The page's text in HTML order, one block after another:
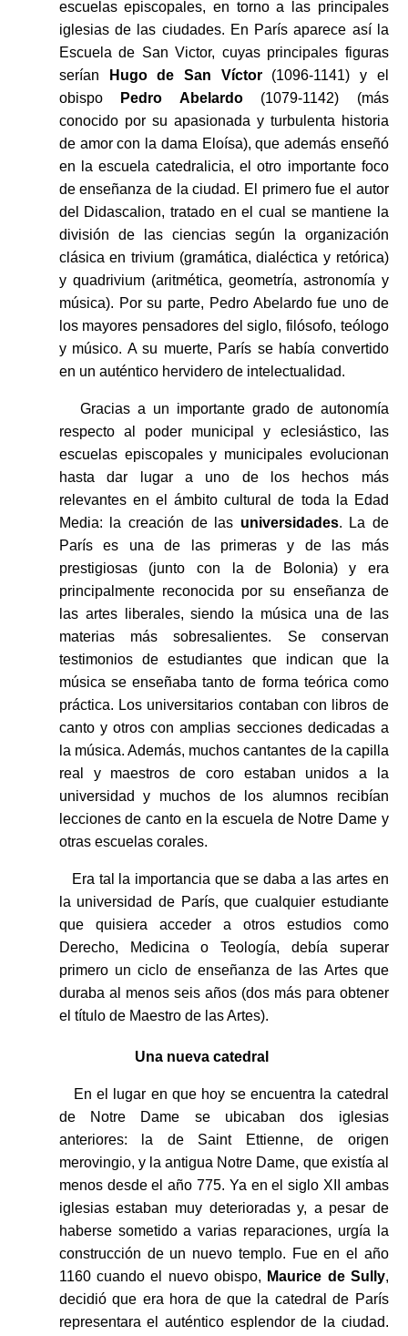
escuelas episcopales, en torno a las principales
iglesias de las ciudades. En París aparece así la
Escuela de San Victor, cuyas principales figuras
serían
Hugo de San Víctor(1096-1141) y el
obispo
Pedro Abelardo(1079-1142) (más
conocido por su apasionada y turbulenta historia
de amor con la dama Eloísa), que además enseñó
en la escuela catedralicia, el otro importante foco
de enseñanza de la ciudad. El primero fue el autor
del Didascalion, tratado en el cual se mantiene la
división de las ciencias según la organización
clásica en trivium (gramática, dialéctica y retórica)
y quadrivium (aritmética, geometría, astronomía y
música). Por su parte, Pedro Abelardo fue uno de
los mayores pensadores del siglo, filósofo, teólogo
y músico. A su muerte, París se había convertido
en un auténtico hervidero de intelectualidad.
Gracias a un importante grado de autonomía
respecto al poder municipal y eclesiástico, las
escuelas episcopales y municipales evolucionan
hasta dar lugar a uno de los hechos más
relevantes en el ámbito cultural de toda la Edad
Media: la creación de las universidades. La de
París es una de las primeras y de las más
prestigiosas (junto con la de Bolonia) y era
principalmente reconocida por su enseñanza de
las artes liberales, siendo la música una de las
materias más sobresalientes. Se conservan
testimonios de estudiantes que indican que la
música se enseñaba tanto de forma teórica como
práctica. Los universitarios contaban con libros de
canto y otros con amplias secciones dedicadas a
la música. Además, muchos cantantes de la capilla
real y maestros de coro estaban unidos a la
universidad y muchos de los alumnos recibían
lecciones de canto en la escuela de Notre Dame y
otras escuelas corales.
Era tal la importancia que se daba a las artes en
la universidad de París, que cualquier estudiante
que quisiera acceder a otros estudios como
Derecho, Medicina o Teología, debía superar
primero un ciclo de enseñanza de las Artes que
duraba al menos seis años (dos más para obtener
el título de Maestro de las Artes).
Una nueva catedral
En el lugar en que hoy se encuentra la catedral
de Notre Dame se ubicaban dos iglesias
anteriores: la de Saint Ettienne, de origen
merovingio, y la antigua Notre Dame, que existía al
menos desde el año 775. Ya en el siglo XII ambas
iglesias estaban muy deterioradas y, a pesar de
haberse sometido a varias reparaciones, urgía la
construcción de un nuevo templo. Fue en el año
1160 cuando el nuevo obispo, Maurice de Sully,
decidió que era hora de que la catedral de París
representara el auténtico esplendor de la ciudad.